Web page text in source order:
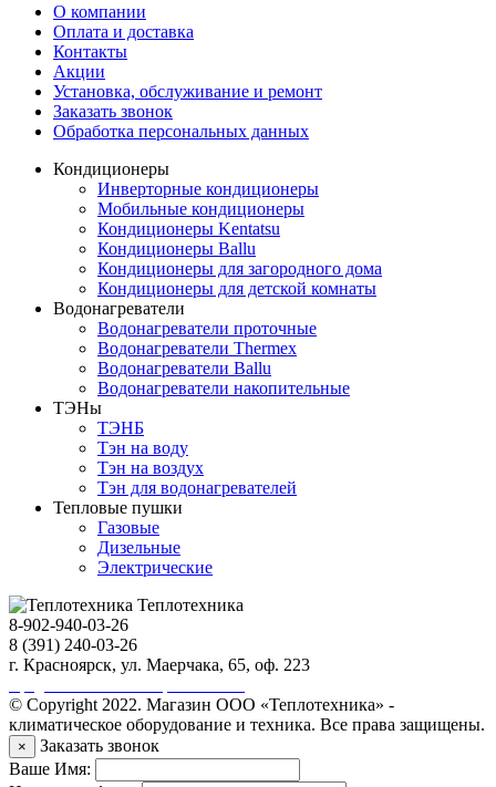
О компании
Оплата и доставка
Контакты
Акции
Установка, обслуживание и ремонт
Заказать звонок
Обработка персональных данных
Кондиционеры
Инверторные кондиционеры
Мобильные кондиционеры
Кондиционеры Kentatsu
Кондиционеры Ballu
Кондиционеры для загородного дома
Кондиционеры для детской комнаты
Водонагреватели
Водонагреватели проточные
Водонагреватели Thermex
Водонагреватели Ballu
Водонагреватели накопительные
ТЭНы
ТЭНБ
Тэн на воду
Тэн на воздух
Тэн для водонагревателей
Тепловые пушки
Газовые
Дизельные
Электрические
Теплотехника
8-902-940-03-26
8 (391) 240-03-26
г. Красноярск, ул. Маерчака, 65, оф. 223
© Copyright 2022. Магазин ООО «Теплотехника» -
климатическое оборудование и техника. Все права защищены.
×
Заказать звонок
Ваше Имя: